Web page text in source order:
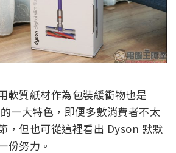
軟質紙材作為包裝緩衝物也是
一大特色，即便多數消費者不太
，但也可從這裡看出 Dyson 默默
份努力。